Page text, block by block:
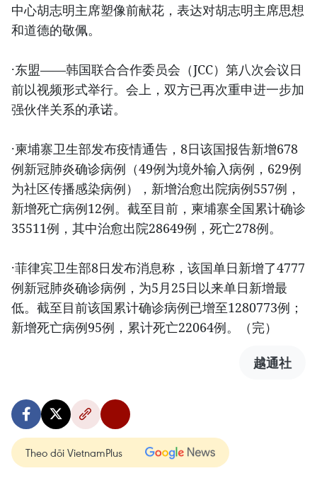
中心胡志明主席塑像前献花，表达对胡志明主席思想
和道德的敬佩。
·东盟——韩国联合合作委员会（JCC）第八次会议日
前以视频形式举行。会上，双方已再次重申进一步加
强伙伴关系的承诺。
·柬埔寨卫生部发布疫情通告，8日该国报告新增678
例新冠肺炎确诊病例（49例为境外输入病例，629例
为社区传播感染病例），新增治愈出院病例557例，
新增死亡病例12例。截至目前，柬埔寨全国累计确诊
35511例，其中治愈出院28649例，死亡278例。
·菲律宾卫生部8日发布消息称，该国单日新增了4777
例新冠肺炎确诊病例，为5月25日以来单日新增最
低。截至目前该国累计确诊病例已增至1280773例；
新增死亡病例95例，累计死亡22064例。（完）
越通社
Theo dõi VietnamPlus